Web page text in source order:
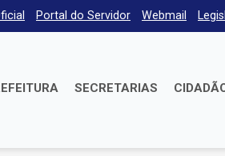
Portal do Servidor Webmail
SECRETARIAS